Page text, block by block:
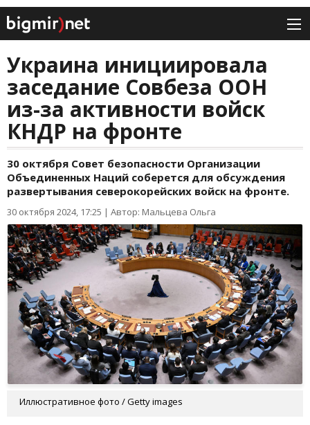
Украина инициировала
заседание Совбеза ООН
из-за активности войск
КНДР на фронте
30 октября Совет безопасности Организации
Объединенных Наций соберется для обсуждения
развертывания северокорейских войск на фронте.
30 октября 2024, 17:25 | Автор: Мальцева Ольга
Иллюстративное фото / Getty images